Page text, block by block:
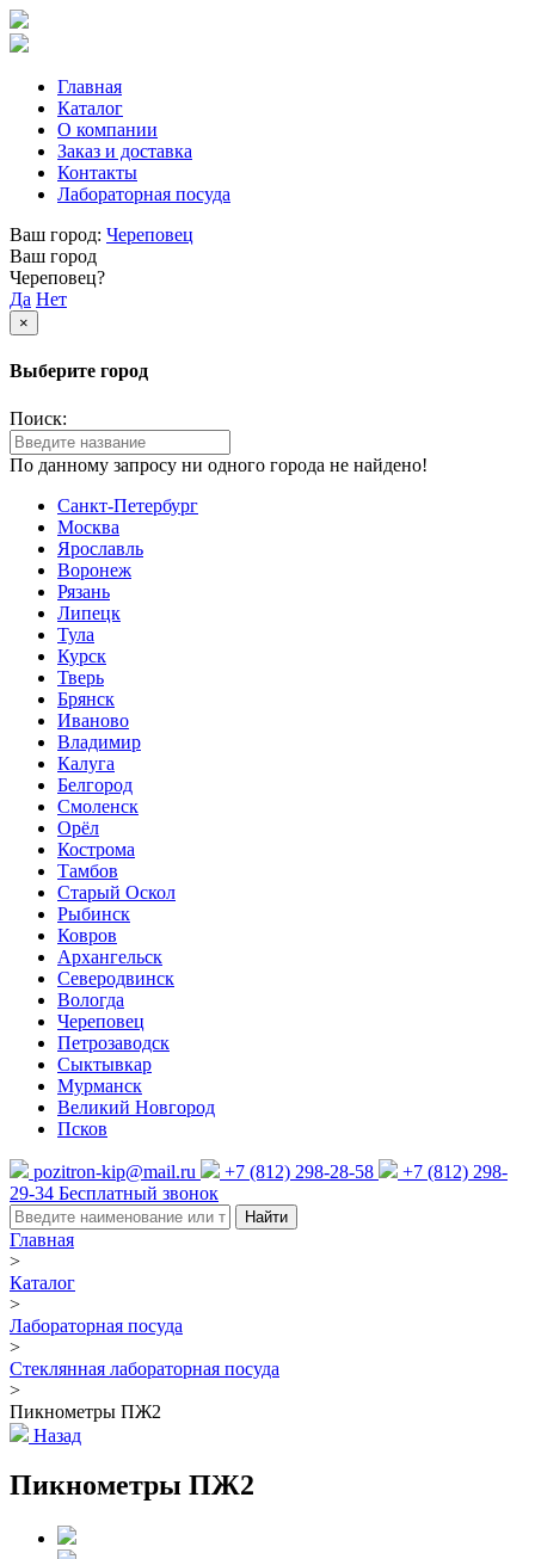
Главная
Каталог
О компании
Заказ и доставка
Контакты
Лабораторная посуда
Ваш город: Череповец
Ваш город
Череповец?
Да Нет
×
Выберите город
Поиск:
По данному запросу ни одного города не найдено!
Санкт-Петербург
Москва
Ярославль
Воронеж
Рязань
Липецк
Тула
Курск
Тверь
Брянск
Иваново
Владимир
Калуга
Белгород
Смоленск
Орёл
Кострома
Тамбов
Старый Оскол
Рыбинск
Ковров
Архангельск
Северодвинск
Вологда
Череповец
Петрозаводск
Сыктывкар
Мурманск
Великий Новгород
Псков
pozitron-kip@mail.ru +7 (812) 298-28-58
+7 (812) 298-
29-34 Бесплатный звонок
Найти
Главная
>
Каталог
>
Лабораторная посуда
>
Стеклянная лабораторная посуда
>
Пикнометры ПЖ2
Назад
Пикнометры ПЖ2